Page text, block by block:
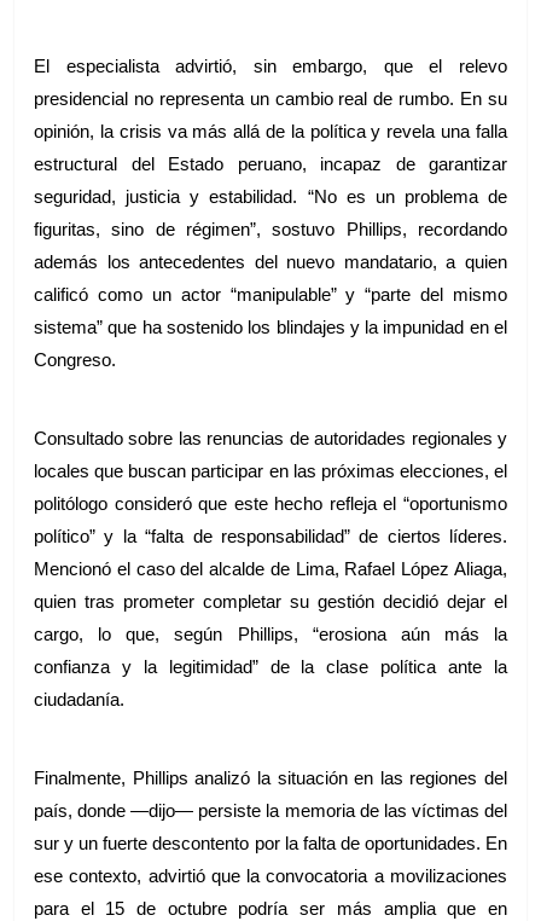
El especialista advirtió, sin embargo, que el relevo
presidencial no representa un cambio real de rumbo. En su
opinión, la crisis va más allá de la política y revela una falla
estructural del Estado peruano, incapaz de garantizar
seguridad, justicia y estabilidad. “No es un problema de
figuritas, sino de régimen”, sostuvo Phillips, recordando
además los antecedentes del nuevo mandatario, a quien
calificó como un actor “manipulable” y “parte del mismo
sistema” que ha sostenido los blindajes y la impunidad en el
Congreso.
Consultado sobre las renuncias de autoridades regionales y
locales que buscan participar en las próximas elecciones, el
politólogo consideró que este hecho refleja el “oportunismo
político” y la “falta de responsabilidad” de ciertos líderes.
Mencionó el caso del alcalde de Lima, Rafael López Aliaga,
quien tras prometer completar su gestión decidió dejar el
cargo, lo que, según Phillips, “erosiona aún más la
confianza y la legitimidad” de la clase política ante la
ciudadanía.
Finalmente, Phillips analizó la situación en las regiones del
país, donde —dijo— persiste la memoria de las víctimas del
sur y un fuerte descontento por la falta de oportunidades. En
ese contexto, advirtió que la convocatoria a movilizaciones
para el 15 de octubre podría ser más amplia que en